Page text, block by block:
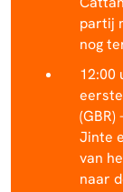
partij
nog
12:00
Jinte
van
naar